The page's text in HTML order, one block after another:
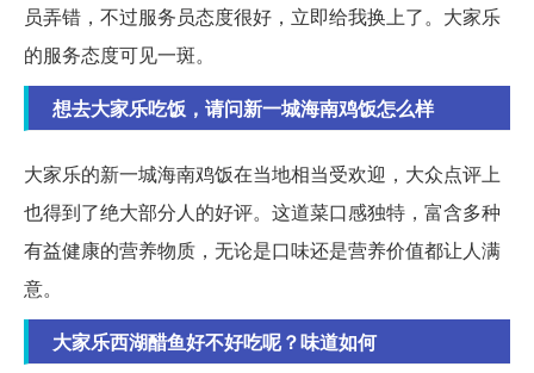
员弄错，不过服务员态度很好，立即给我换上了。大家乐
的服务态度可见一斑。
想去大家乐吃饭，请问新一城海南鸡饭怎么样
大家乐的新一城海南鸡饭在当地相当受欢迎，大众点评上
也得到了绝大部分人的好评。这道菜口感独特，富含多种
有益健康的营养物质，无论是口味还是营养价值都让人满
意。
大家乐西湖醋鱼好不好吃呢？味道如何